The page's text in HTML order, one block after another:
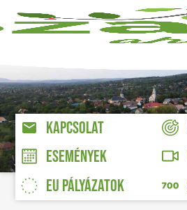
KAPCSOLAT
ESEMÉNYEK
EU PÁLYÁZATOK